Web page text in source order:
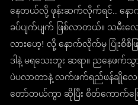
နေတယ်လို့ ဖုန်းဆက်လိုက်ရင်.. နော
ခပ်ပျက်ပျက် ဖြစ်လာတယ်။ သမီ
လားဟေ့! လို့ နောက်လိုက်မှ ပြုံးစိစိဖ
ဒါနဲ့ မရသေးဘူး ဆရာ။ ညနေ
ပဲပလာတာနဲ့ လက်ဖက်ရည်ဖန်ချိုလ
တော်တယ်ကွာ ဆိုပြီး စိတ်ကောက်ပ